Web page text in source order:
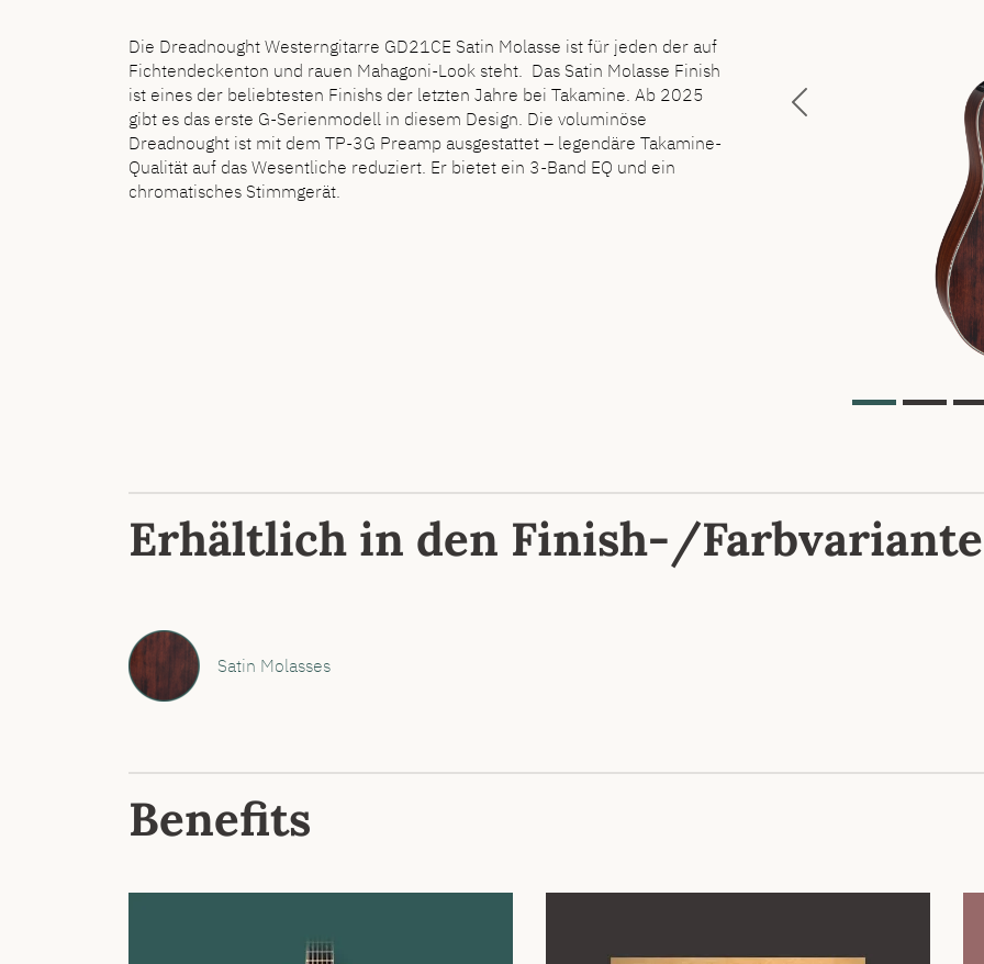
Die Dreadnought Westerngitarre GD21CE Satin Molasse ist für jeden der auf
Fichtendeckenton und rauen Mahagoni-Look steht. Das Satin Molasse Finish
ist eines der beliebtesten Finishs der letzten Jahre bei Takamine. Ab 2025
gibt es das erste G-Serienmodell in diesem Design. Die voluminöse
Dreadnought ist mit dem TP-3G Preamp ausgestattet – legendäre Takamine-
Qualität auf das Wesentliche reduziert. Er bietet ein 3-Band EQ und ein
chromatisches Stimmgerät.
Previous
Erhältlich in den Finish-/
Satin Molasses
Benefits